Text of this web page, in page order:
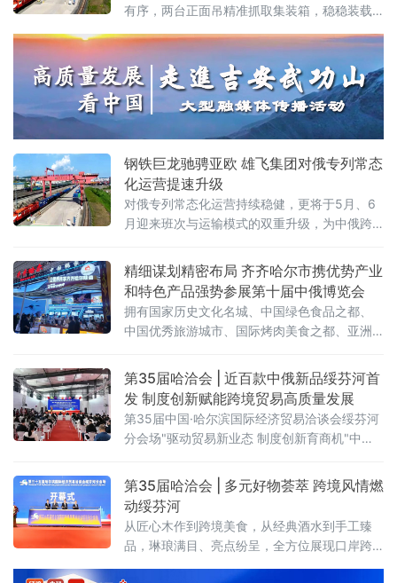
有序，两台正面吊精准抓取集装箱，稳稳装载
二、三列“绥芬河—莫斯科”直达班列完成编组，
即将满载110个集装箱、货值超5000万元人民
币的货物启程赴俄，标志着绥芬河口岸跨境铁
路运能实现新跃升。
钢铁巨龙驰骋亚欧 雄飞集团对俄专列常态
化运营提速升级
对俄专列常态化运营持续稳健，更将于5月、6
月迎来班次与运输模式的双重升级，为中俄跨
精细谋划精密布局 齐齐哈尔市携优势产业
和特色产品强势参展第十届中俄博览会
拥有国家历史文化名城、中国绿色食品之都、
中国优秀旅游城市、国际烤肉美食之都、亚洲
特色产品强势参展。齐齐哈尔展区以“大国重
器，北国粮仓”为主题惊艳亮相第十届中俄博览
会，总面积 112.5 平方米，聚焦齐齐
第35届哈洽会 | 近百款中俄新品绥芬河首
发 制度创新赋能跨境贸易高质量发展
第35届中国·哈尔滨国际经济贸易洽谈会绥芬河
分会场"驱动贸易新业态 制度创新育商机"中俄
国际商贸中心举办。近百款中俄特色新品集中
亮相，10家中外重点企业登台推介，精准匹配
双边市场供需，为中俄跨境贸易转型升级注入
强劲动能。
第35届哈洽会 | 多元好物荟萃 跨境风情燃
动绥芬河
从匠心木作到跨境美食，从经典酒水到手工臻
品，琳琅满目、亮点纷呈，全方位展现口岸跨